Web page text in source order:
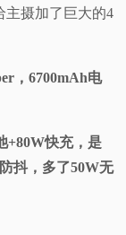
主摄加了巨大的4
，6700mAh电
+80W快充，是
抖，多了50W无